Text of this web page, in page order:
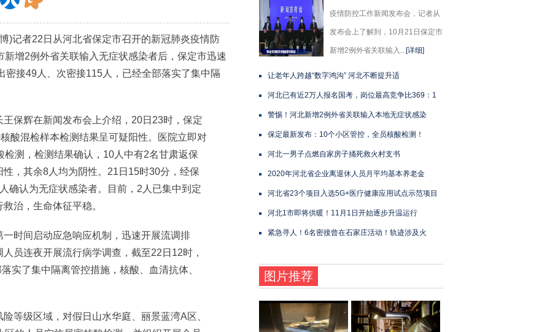
者22日从河北省保定市召开的新冠肺炎疫情防
增2例外省关联输入无症状感染者后，保定市迅速
密接49人、次密接115人，已经全部落实了集中隔
辉在新闻发布会上介绍，20日23时，保定
酸混检样本检测结果呈可疑阳性。医院立即对
测，检测结果确认，10人中有2名甘肃返保
，其余8人均为阴性。21日15时30分，经保
确认为无症状感染者。目前，2人已集中到定
治，生命体征平稳。
间启动应急响应机制，迅速开展流调排
员连夜开展流行病学调查，截至22日12时，
实了集中隔离管控措施，核酸、血清抗体、
级区域，对假日山水华庭、丽景蓝湾A区、
疫情防控工作新闻发布会，记者从
发布会上了解到，10月21日保定市
新增2例外省关联输入...[详细]
让老年人跨越“数字鸿沟” ​河北不断提升适
河北已有近2万人报名国考，岗位最高竞争比369：1
警惕！河北新增2例外省关联输入本地无症状感染
保定最新发布：10个小区管控，全员核酸检测！
河北一男子点燃自家房子捅死救火村支书
2020年河北省企业离退休人员月平均基本养老金
河北省23个项目入选5G+医疗健康应用试点示范项目
河北1市即将供暖！11月1日开始逐步升温运行
紧急寻人！6名密接曾在石家庄活动！轨迹涉及火
图片推荐